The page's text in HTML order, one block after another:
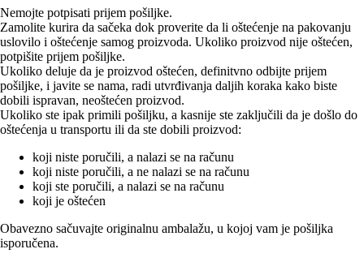
Nemojte potpisati prijem pošiljke.
Zamolite kurira da sačeka dok proverite da li oštećenje na pakovanju
uslovilo i oštećenje samog proizvoda. Ukoliko proizvod nije oštećen,
potpišite prijem pošiljke.
Ukoliko deluje da je proizvod oštećen, definitvno odbijte prijem
pošiljke, i javite se nama, radi utvrđivanja daljih koraka kako biste
dobili ispravan, neoštećen proizvod.
Ukoliko ste ipak primili pošiljku, a kasnije ste zaključili da je došlo do
oštećenja u transportu ili da ste dobili proizvod:
koji niste poručili, a nalazi se na računu
koji niste poručili, a ne nalazi se na računu
koji ste poručili, a nalazi se na računu
koji je oštećen
Obavezno sačuvajte originalnu ambalažu, u kojoj vam je pošiljka
isporučena.